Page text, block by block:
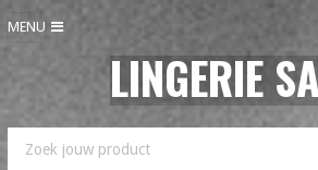
MENU
LINGERIE